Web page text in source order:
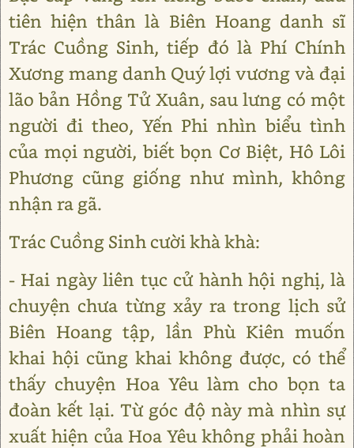
tiên hiện thân là Biên Hoang danh sĩ
Trác Cuồng Sinh, tiếp đó là Phí Chính
Xương mang danh Quý lợi vương và đại
lão bản Hồng Tử Xuân, sau lưng có một
người đi theo, Yến Phi nhìn biểu tình
của mọi người, biết bọn Cơ Biệt, Hô Lôi
Phương cũng giống như mình, không
nhận ra gã.
Trác Cuồng Sinh cười khà khà:
- Hai ngày liên tục cử hành hội nghị, là
chuyện chưa từng xảy ra trong lịch sử
Biên Hoang tập, lần Phù Kiên muốn
khai hội cũng khai không được, có thể
thấy chuyện Hoa Yêu làm cho bọn ta
đoàn kết lại. Từ góc độ này mà nhìn sự
xuất hiện của Hoa Yêu không phải hoàn